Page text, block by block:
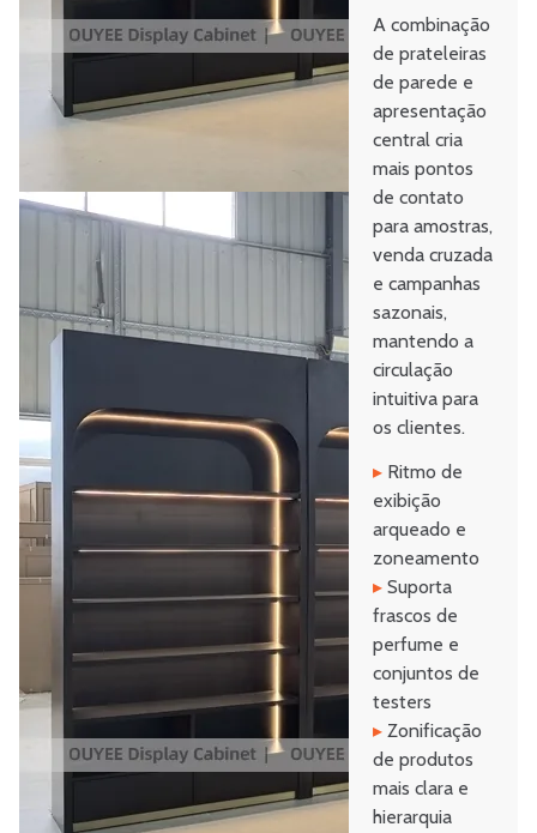
A combinação
de prateleiras
de parede e
apresentação
central cria
mais pontos
de contato
para amostras,
venda cruzada
e campanhas
sazonais,
mantendo a
circulação
intuitiva para
os clientes.
▸ Ritmo de
exibição
arqueado e
zoneamento
▸ Suporta
frascos de
perfume e
conjuntos de
testers
▸ Zonificação
de produtos
mais clara e
hierarquia